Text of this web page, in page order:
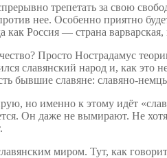
трепетать за свою
нее. Особенно приятно
как Россия — страна
Просто Нострадамус
славянский народ и, как это
бывшие славяне: славяно-
но именно к этому идёт
Он даже не вымирают. Не
миром. Тут, как